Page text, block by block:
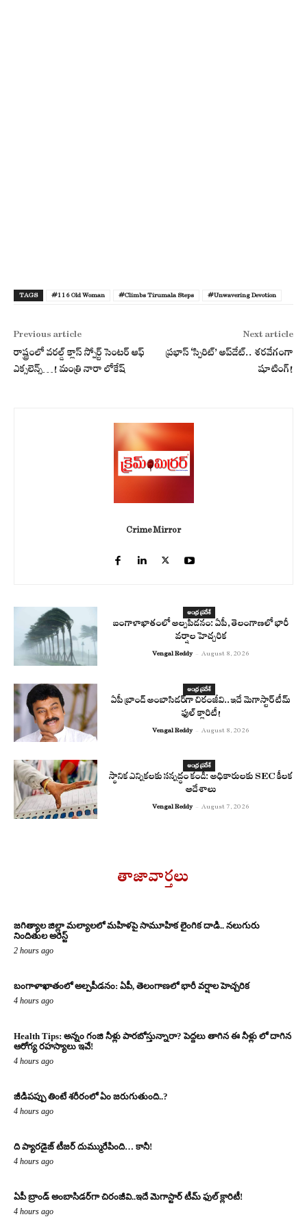
TAGS #116 Old Woman #Climbs Tirumala Steps #Unwavering Devotion
Previous article
రాష్ట్రంలో వరల్డ్ క్లాస్ స్పోర్ట్ సెంటర్ ఆఫ్
ఎక్సలెన్స్…! మంత్రి నారా లోకేష్‌
Next article
ప్రభాస్ ‘స్పిరిట్’ అప్‌డేట్.. శరవేగంగా
షూటింగ్!
Crime Mirror
ఆంధ్ర ప్రదేశ్
బంగాళాఖాతంలో అల్పపీడనం: ఏపీ, తెలంగాణలో భారీ
వర్షాల హెచ్చరిక
Vengal Reddy - August 8, 2026
ఆంధ్ర ప్రదేశ్
ఏపీ బ్రాండ్ అంబాసిడర్‌గా చిరంజీవి..ఇదే మెగాస్టార్ టీమ్
ఫుల్ క్లారిటీ!
Vengal Reddy - August 8, 2026
ఆంధ్ర ప్రదేశ్
స్థానిక ఎన్నికలకు సన్నద్ధం కండి: అధికారులకు SEC కీలక
ఆదేశాలు
Vengal Reddy - August 7, 2026
తాజావార్తలు
జగిత్యాల జిల్లా మల్యాలలో మహిళపై సామూహిక లైంగిక దాడి.. నలుగురు
నిందితుల అరెస్ట్
2 hours ago
బంగాళాఖాతంలో అల్పపీడనం: ఏపీ, తెలంగాణలో భారీ వర్షాల హెచ్చరిక
4 hours ago
Health Tips: అన్నం గంజి నీళ్లు పారబోస్తున్నారా? పెద్దలు తాగిన ఈ నీళ్లు లో దాగిన
ఆరోగ్య రహస్యాలు ఇవే!
4 hours ago
జీడిపప్పు తింటే శరీరంలో ఏం జరుగుతుంది..?
4 hours ago
ది ప్యారడైజ్ టీజర్ దుమ్మురేపింది… కానీ!
4 hours ago
ఏపీ బ్రాండ్ అంబాసిడర్‌గా చిరంజీవి..ఇదే మెగాస్టార్ టీమ్ ఫుల్ క్లారిటీ!
4 hours ago